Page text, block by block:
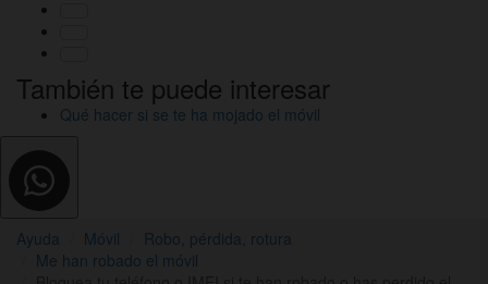
También te puede interesar
Qué hacer si se te ha mojado el móvil
Ayuda Móvil
Robo, pérdida, rotura
Me han robado el móvil